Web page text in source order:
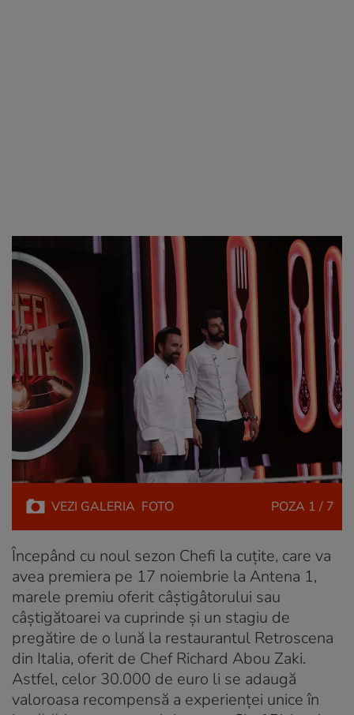
VEZI GALERIA FOTO POZA 1 / 7
Începând cu noul sezon Chefi la cuțite, care va
avea premiera pe 17 noiembrie la Antena 1,
marele premiu oferit câștigâtorului sau
câștigătoarei va cuprinde și un stagiu de
pregătire de o lună la restaurantul Retroscena
din Italia, oferit de Chef Richard Abou Zaki.
Astfel, celor 30.000 de euro li se adaugă
valoroasa recompensă a experienței unice în